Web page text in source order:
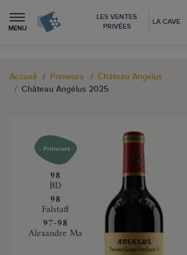
MENU
LES VENTES
PRIVÉES
LA CAVE
Accueil Primeurs
Château Angélus
Château Angélus 2025
‍98
BD
‍98
Falstaff
‍97-98
Alexandre Ma